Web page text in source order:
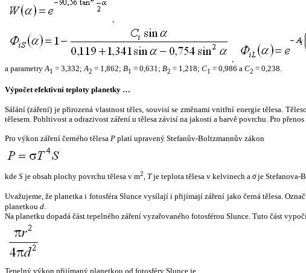
,
,
a parametryA1 = 3,332;A2 = 1,862; B1 = 0,631; B2 = 1,218; C1 = 0,986 a C2 = 0,238.
Výpočet efektivní teploty planetky …
Sálání (záření) je přirozená vlastnost těles, souvisí se změnami vnitřní energie tělesa.
tělesem. Pohltivost a odrazivost záření u tělesa závisí na jakosti a barvě povrchu. Pro
Pro výkon záření černého tělesa P platí upravený Stefanův-Boltzmannův zákon
kde S je obsah plochy povrchu tělesa v m2, Tje teplota tělesa v kelvinech a σje Stefanova-
Uvažujeme, že planetka i fotosféra Slunce vysílají i přijímají záření jako černá tělesa.
planetkou d.
Na planetku dopadá část tepelného záření vyzařovaného fotosférou Slunce. Tuto část
Tepelný výkon přijímaný planetkou od fotosféry Slunce je